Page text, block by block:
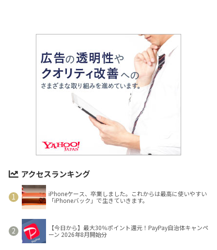
アクセスランキング
iPhoneケース、卒業しました。これからは最高に使いやすい
「iPhoneバック」で生きていきます。
【今日から】最大30％ポイント還元！PayPay自治体キャンペ
ーン 2026年8月開始分